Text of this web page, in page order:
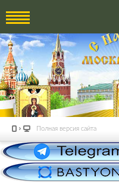
Полная версия сайта